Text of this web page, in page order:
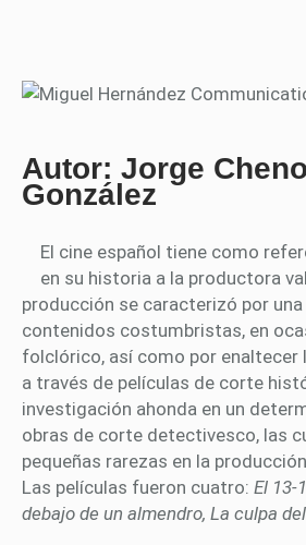
Autor: Jorge
González
El cine español tiene como
en su historia a la productora
producción se caracterizó por
contenidos costumbristas, en
folclórico, así como por enaltecer
a través de películas de corte
investigación ahonda en un
obras de corte detectivesco, las
pequeñas rarezas en la
Las películas fueron cuatro: El 13-
debajo de un almendro, La culpa